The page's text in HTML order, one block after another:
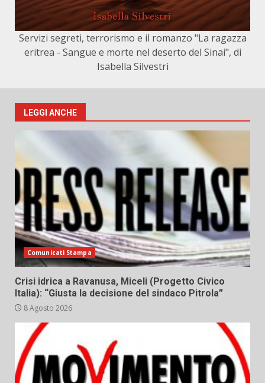
Servizi segreti, terrorismo e il romanzo "La ragazza
eritrea - Sangue e morte nel deserto del Sinai", di
Isabella Silvestri
LEGGI ANCHE
Comunicati Stampa
Crisi idrica a Ravanusa, Miceli (Progetto Civico
Italia): “Giusta la decisione del sindaco Pitrola”
8 Agosto 2026